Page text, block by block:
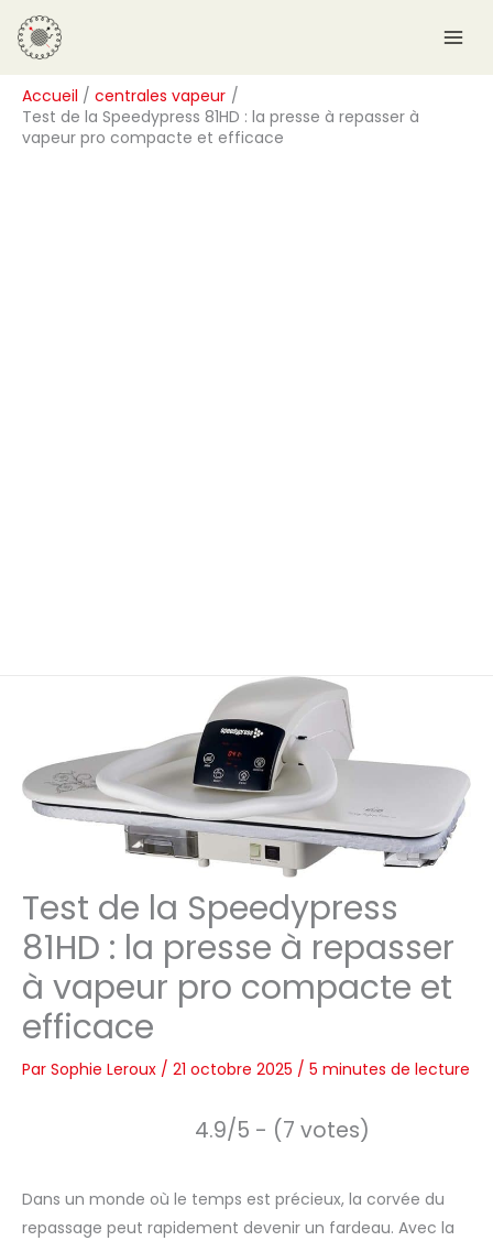
Aller
au
contenu
Accueil
centrales vapeur
Test de la Speedypress 81HD : la presse à repasser à
vapeur pro compacte et efficace
Test de la Speedypress
81HD : la presse à repasser
à vapeur pro compacte et
efficace
Par Sophie Leroux / 21 octobre 2025 / 5 minutes de lecture
4.9/5 - (7 votes)
Dans un monde où le temps est précieux, la corvée du
repassage peut rapidement devenir un fardeau. Avec la
R
e
c
h
e